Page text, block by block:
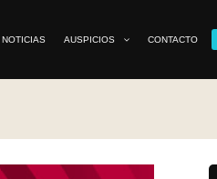
NOTICIAS AUSPICIOS CONTACTO